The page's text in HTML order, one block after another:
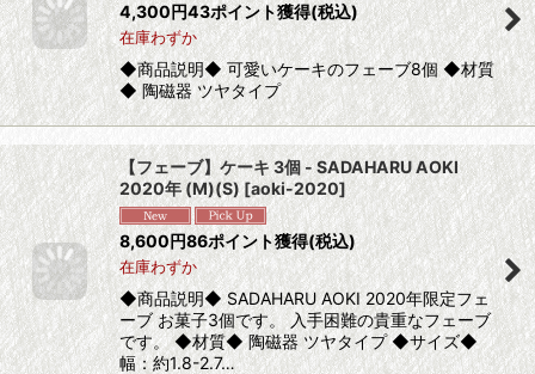
4,300円43ポイント獲得(税込)
在庫わずか
◆商品説明◆ 可愛いケーキのフェーブ8個 ◆材質
◆ 陶磁器 ツヤタイプ
【フェーブ】ケーキ 3個 - SADAHARU AOKI
2020年 (M)(S) [aoki-2020]
8,600円86ポイント獲得(税込)
在庫わずか
◆商品説明◆ SADAHARU AOKI 2020年限定フェ
ーブ お菓子3個です。 入手困難の貴重なフェーブ
です。 ◆材質◆ 陶磁器 ツヤタイプ ◆サイズ◆
幅：約1.8-2.7…